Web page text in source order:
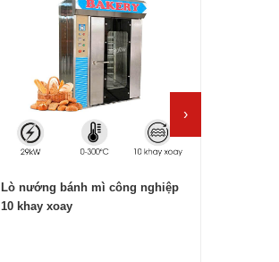
Lò nướng bánh mì công nghiệp
10 khay xoay
›